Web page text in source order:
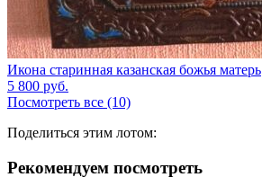
Икона старинная казанская божья матерь
5 800 руб.
Посмотреть все (10)
Поделиться этим лотом:
Рекомендуем посмотреть